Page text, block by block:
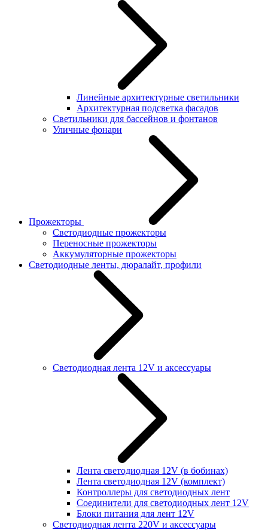
Линейные архитектурные светильники
Архитектурная подсветка фасадов
Светильники для бассейнов и фонтанов
Уличные фонари
Прожекторы
Светодиодные прожекторы
Переносные прожекторы
Аккумуляторные прожекторы
Светодиодные ленты, дюралайт, профили
Светодиодная лента 12V и аксессуары
Лента светодиодная 12V (в бобинах)
Лента светодиодная 12V (комплект)
Контроллеры для светодиодных лент
Соединители для светодиодных лент 12V
Блоки питания для лент 12V
Светодиодная лента 220V и аксессуары